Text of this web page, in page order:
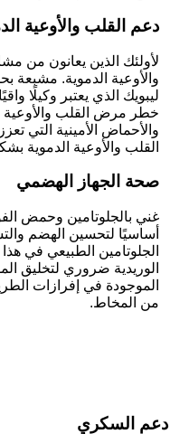
دعم القلب والأوعية
لأولئك الذين يعانون من
والأوعية الدموية. مشبعة
ليبويك الذي يعتبر وكيلًا
خطر مرض القلب والأوعية
والأحماض الأمينية التي
القلب والأوعية الدموية
صحة الجهاز الهضمي
غني بالجلوتامين وحمض
أساسيًا لتحسين الهضم
الجلوتامين الطبيعي في هذا
الوريدية ضروري لتخليق
الموجودة في إفرازات
من المخاط.
دعم السكري